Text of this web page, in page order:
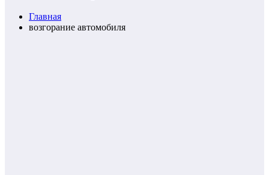
Главная
возгорание автомобиля